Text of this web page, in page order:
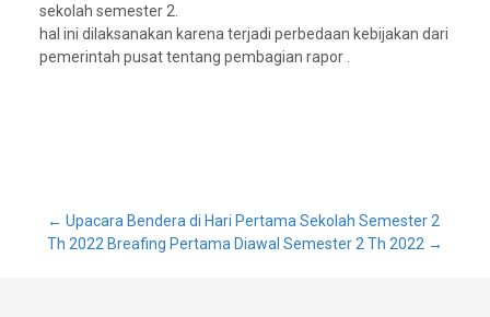
sekolah semester 2.
hal ini dilaksanakan karena terjadi perbedaan kebijakan dari
pemerintah pusat tentang pembagian rapor .
Post
← Upacara Bendera di Hari Pertama Sekolah Semester 2
Th 2022 Breafing Pertama Diawal Semester 2 Th 2022 →